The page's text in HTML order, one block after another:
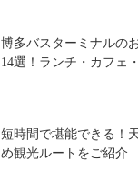
博多バスターミナルの
14選！ランチ・カフェ
短時間で堪能できる！
め観光ルートをご紹介